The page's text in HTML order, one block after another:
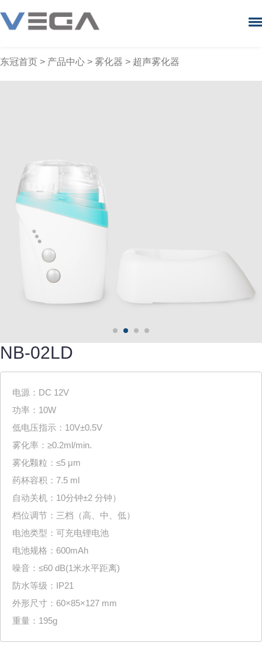
东冠首页 > 产品中心 > 雾化器 > 超声雾化器
NB-02LD
电源：DC 12V
功率：10W
低电压指示：10V±0.5V
雾化率：≥0.2ml/min.
雾化颗粒：≤5 μm
药杯容积：7.5 ml
自动关机：10分钟±2 分钟）
档位调节：三档（高、中、低）
电池类型：可充电锂电池
电池规格：600mAh
噪音：≤60 dB(1米水平距离)
防水等级：IP21
外形尺寸：60×85×127 mm
重量：195g